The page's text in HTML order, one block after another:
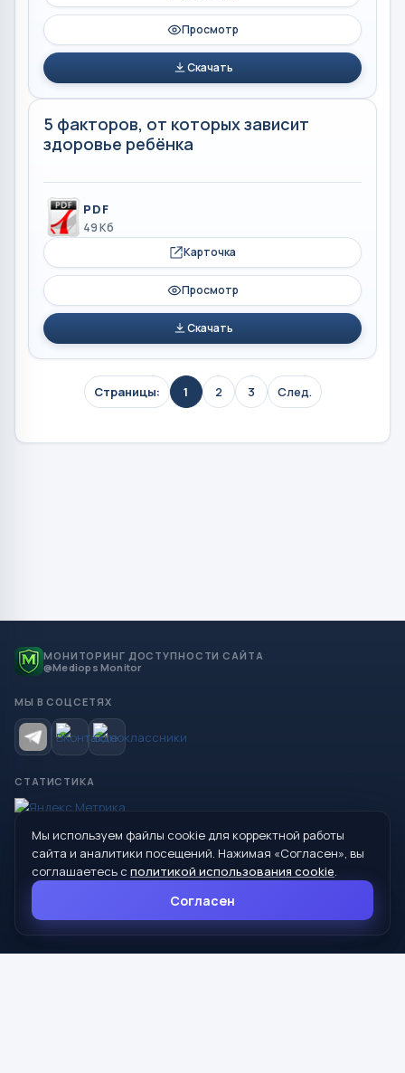
Просмотр
Скачать
5 факторов, от которых зависит
здоровье ребёнка
PDF
49 Кб
Карточка
Просмотр
Скачать
Страницы: 1 2 3 След.
МОНИТОРИНГ ДОСТУПНОСТИ САЙТА
@Mediops Monitor
МЫ В СОЦСЕТЯХ
СТАТИСТИКА
© 2026 Управление образования Администрации МО
Сухой Лог
624800, Свердловская область, г. Сухой Лог, ул. Кирова, дом 7
8 (34373) 4-33-85
Мы используем файлы cookie для корректной работы
сайта и аналитики посещений. Нажимая «Согласен», вы
соглашаетесь с политикой использования cookie.
Согласен